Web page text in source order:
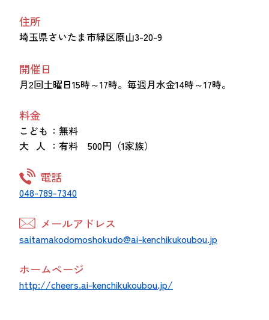
住所
埼玉県さいたま市緑区原山3-20-9
開催日
月2回土曜日15時～17時。毎週月水金14時～17時。
料金
こども ：無料
大 人 ：有料 500円（1家族）
電話
048-789-7340
メールアドレス
saitamakodomoshokudo@ai-kenchikukoubou.jp
ホームページ
http://cheers.ai-kenchikukoubou.jp/